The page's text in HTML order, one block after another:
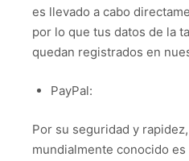
es llevado a cabo
por lo que tus datos de la
quedan registrados en
PayPal:
Por su seguridad y
mundialmente conocido es